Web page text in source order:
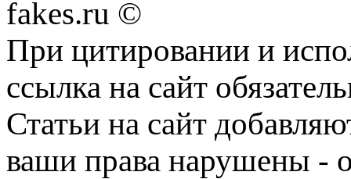
fakes.ru ©
При цитировании и
ссылка на сайт
Статьи на сайт
ваши права нарушены -